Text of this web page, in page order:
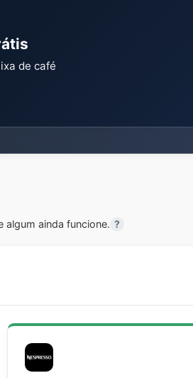
de café
algum ainda funcione. ?